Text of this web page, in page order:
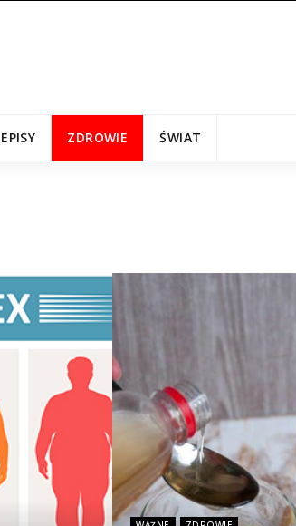
ZDROWIE ŚWIAT